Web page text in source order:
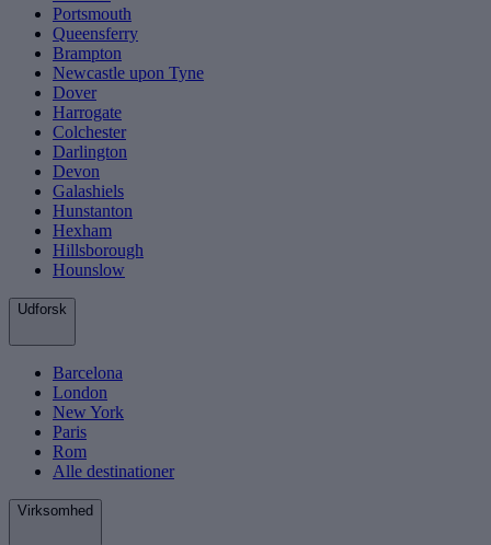
Portsmouth
Queensferry
Brampton
Newcastle upon Tyne
Dover
Harrogate
Colchester
Darlington
Devon
Galashiels
Hunstanton
Hexham
Hillsborough
Hounslow
Udforsk
Barcelona
London
New York
Paris
Rom
Alle destinationer
Virksomhed